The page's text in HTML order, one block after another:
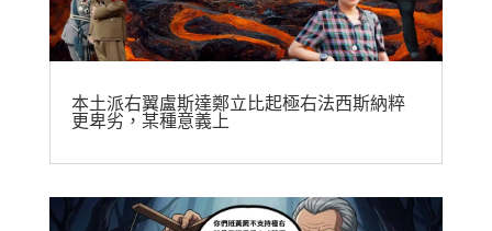
本土派右翼盧斯達鄭立比起極右法西斯納粹
更卑劣，某種意義上